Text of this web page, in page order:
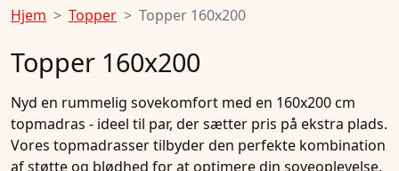
Hjem
Topper Topper 160x200
Topper 160x200
Nyd en rummelig sovekomfort med en 160x200 cm
topmadras - ideel til par, der sætter pris på ekstra plads.
Vores topmadrasser tilbyder den perfekte kombination
af støtte og blødhed for at optimere din soveoplevelse.